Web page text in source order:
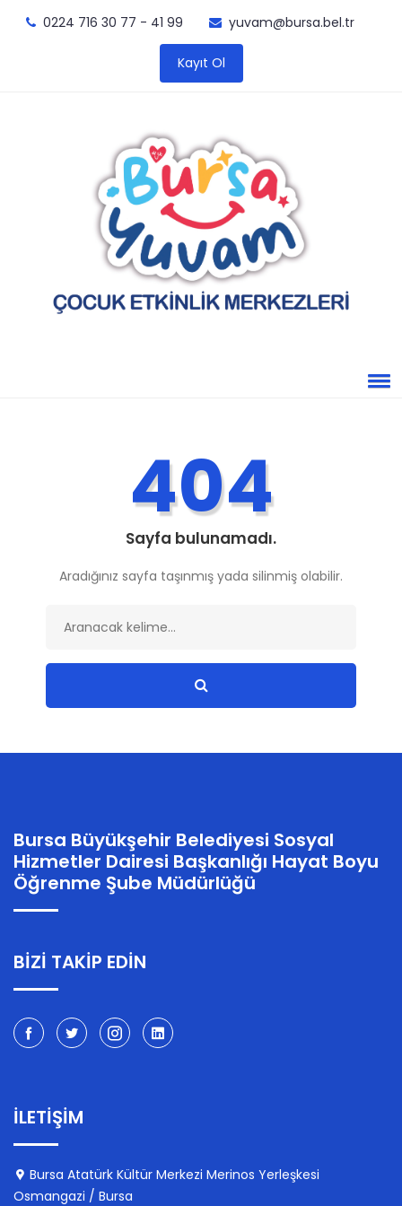
0224 716 30 77 - 41 99 yuvam@bursa.bel.tr
Kayıt Ol
404
Sayfa bulunamadı.
Aradığınız sayfa taşınmış yada silinmiş olabilir.
Bursa Büyükşehir Belediyesi Sosyal
Hizmetler Dairesi Başkanlığı Hayat Boyu
Öğrenme Şube Müdürlüğü
BİZİ TAKİP EDİN
İLETİŞİM
Bursa Atatürk Kültür Merkezi Merinos Yerleşkesi
Osmangazi / Bursa